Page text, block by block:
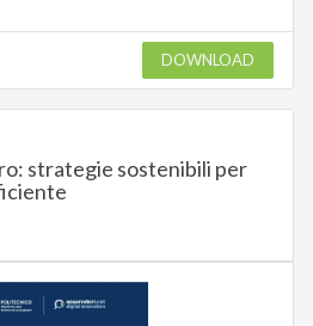
DOWNLOAD
strategie sostenibili per